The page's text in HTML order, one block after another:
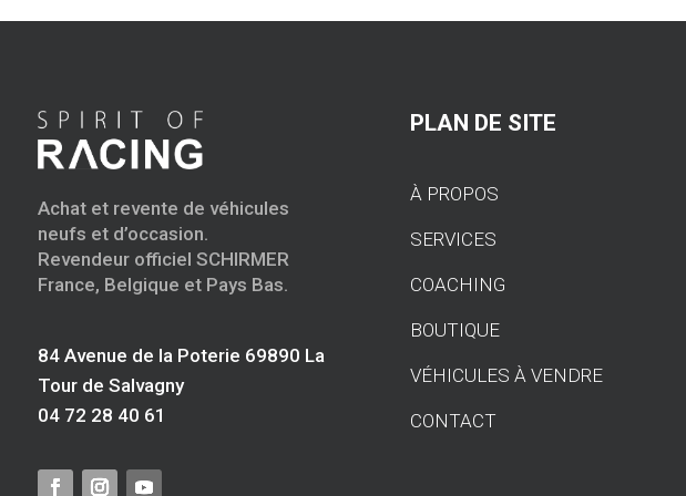
Achat et revente de véhicules
neufs et d’occasion.
Revendeur officiel SCHIRMER
France, Belgique et Pays Bas.
84 Avenue de la Poterie 69890 La
Tour de Salvagny
04 72 28 40 61
PLAN DE SITE
À PROPOS
SERVICES
COACHING
BOUTIQUE
VÉHICULES À VENDRE
CONTACT